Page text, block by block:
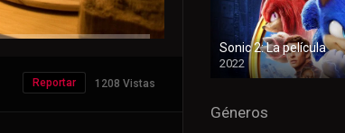
1208 Vistas
Reportar
Sonic 2: La película
2022
Géneros